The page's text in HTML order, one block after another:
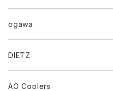
ogawa
DIETZ
AO Coolers